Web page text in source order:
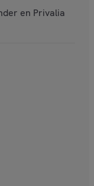
en Privalia